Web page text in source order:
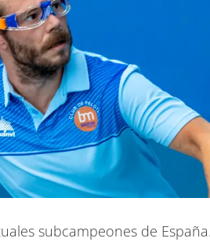
subcampeones de España.